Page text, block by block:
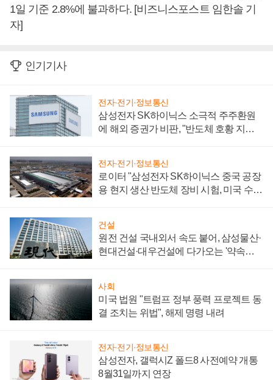
1일 기준 2.8%에 불과하다. [비즈니스포스트 임한솔 기
자]
인기기사
전자·전기·정보통신
삼성전자 SK하이닉스 소극적 주주환원
에 해외 증권가 비판, "반도체 호황 지속
전자·전기·정보통신
로이터 "삼성전자 SK하이닉스 중국 공장
용 현지 생산 반도체 장비 시험, 미국 수출
건설
원전 건설 국내외서 속도 붙어, 삼성물산·
현대건설·대우건설에 다가오는 '약속의
사회
미국 법원 "트럼프 정부 풍력 프로젝트 동
결 조치는 위법", 해제 명령 내려
전자·전기·정보통신
삼성전자, 갤럭시Z 폴드8 사전예약 개통
8월31일까지 연장